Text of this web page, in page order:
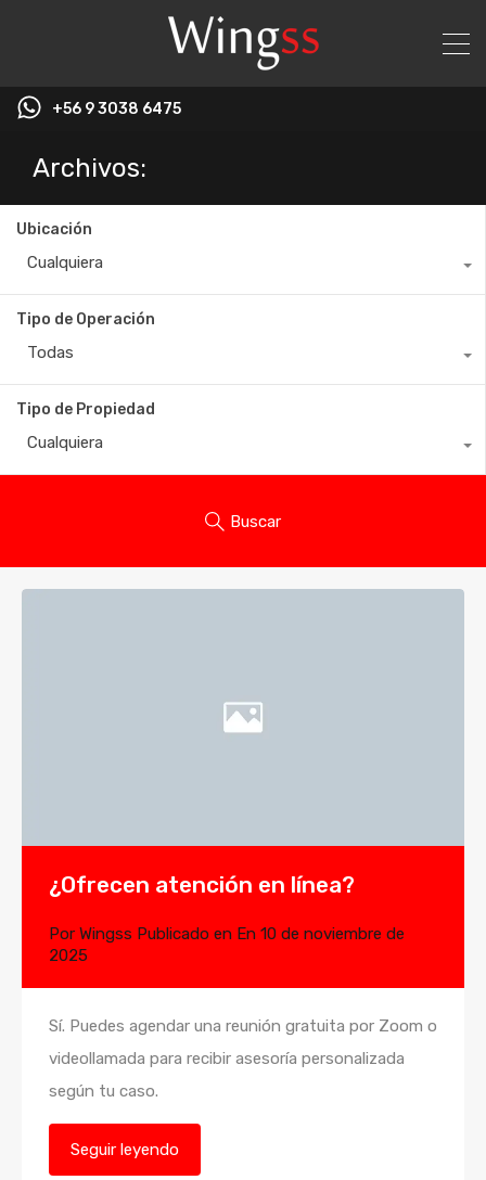
+56 9 3038 6475
Archivos:
Ubicación
Cualquiera
Tipo de Operación
Todas
Tipo de Propiedad
Cualquiera
Buscar
¿Ofrecen atención en línea?
Por Wingss Publicado en En 10 de noviembre de
2025
Sí. Puedes agendar una reunión gratuita por Zoom o
videollamada para recibir asesoría personalizada
según tu caso.
Seguir leyendo